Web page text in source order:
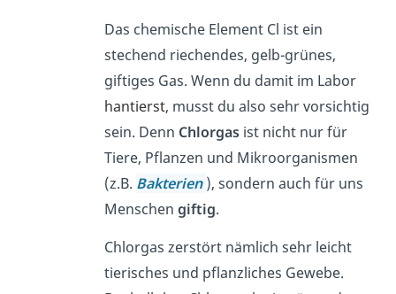
Das chemische Element Cl ist ein
stechend riechendes, gelb-grünes,
giftiges Gas. Wenn du damit im Labor
hantierst, musst du also sehr vorsichtig
sein. Denn Chlorgasist nicht nur für
Tiere, Pflanzen und Mikroorganismen
(z.B. Bakterien), sondern auch für uns
Menschen giftig.
Chlorgas zerstört nämlich sehr leicht
tierisches und pflanzliches Gewebe.